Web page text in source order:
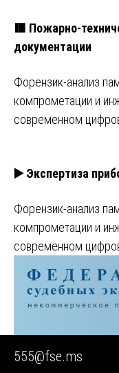
🟥 Пожарно-
документации
Форензик-анализ
компрометации и
современном
▶️ Экспертиза
Форензик-анализ
компрометации и
современном
555@fse.ms